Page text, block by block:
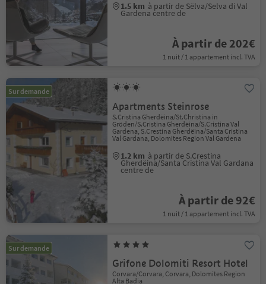
1.5 km à partir de Sëlva/Selva di Val
Gardena centre de
À partir de 202€
1 nuit / 1 appartement incl. TVA
Sur demande
Apartments Steinrose
S.Cristina Gherdëina/St.Christina in
Gröden/S.Cristina Gherdëina/S.Cristina Val
Gardena, S.Crestina Gherdëina/Santa Cristina
Val Gardana, Dolomites Region Val Gardena
1.2 km à partir de S.Crestina
Gherdëina/Santa Cristina Val Gardana
centre de
À partir de 92€
1 nuit / 1 appartement incl. TVA
Sur demande
Grifone Dolomiti Resort Hotel
Corvara/Corvara, Corvara, Dolomites Region
Alta Badia